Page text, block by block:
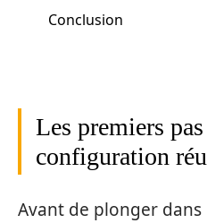
Conclusion
Les premiers
configuration
Avant de plonger